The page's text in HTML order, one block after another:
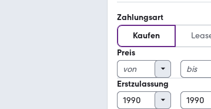
Zahlungsart
Kaufen
Preis
Erstzulassung